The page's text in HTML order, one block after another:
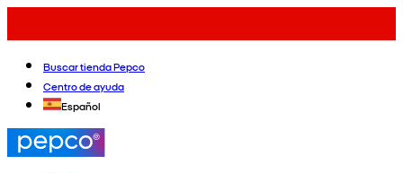
Buscar tienda Pepco
Centro de ayuda
Español